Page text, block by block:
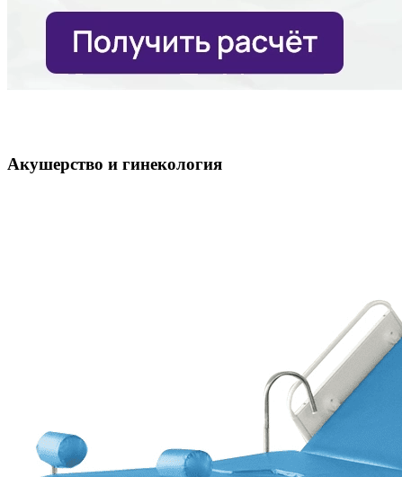
Акушерство и гинекология